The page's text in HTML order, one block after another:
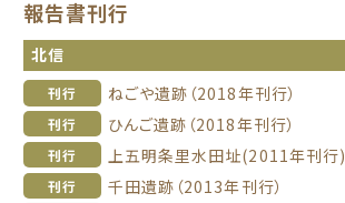
報告書刊行
北信
刊行 ねごや遺跡（2018年刊行）
刊行 ひんご遺跡（2018年刊行）
刊行 上五明条里水田址(2011年刊行)
刊行 千田遺跡（2013年刊行）